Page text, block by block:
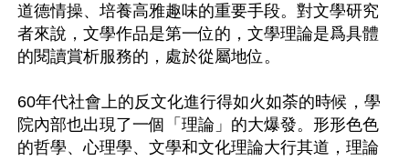
道德情操、培養高雅趣味的重要手段。對文學研究
者來說，文學作品是第一位的，文學理論是爲具體
的閱讀賞析服務的，處於從屬地位。
60年代社會上的反文化進行得如火如荼的時候，學
院內部也出現了一個「理論」的大爆發。形形色色
的哲學、心理學、文學和文化理論大行其道，理論